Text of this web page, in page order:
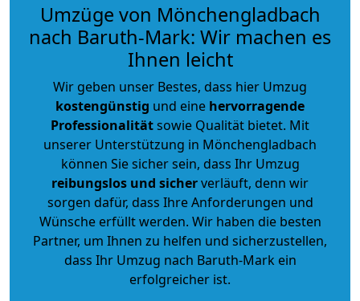
Umzüge von Mönchengladbach
nach Baruth-Mark: Wir machen es
Ihnen leicht
Wir geben unser Bestes, dass hier Umzug
kostengünstig und eine hervorragende
Professionalitätsowie Qualität bietet. Mit
unserer Unterstützung in Mönchengladbach
können Sie sicher sein, dass Ihr Umzug
reibungslos und sicherverläuft, denn wir
sorgen dafür, dass Ihre Anforderungen und
Wünsche erfüllt werden. Wir haben die besten
Partner, um Ihnen zu helfen und sicherzustellen,
dass Ihr Umzug nach Baruth-Mark ein
erfolgreicher ist.